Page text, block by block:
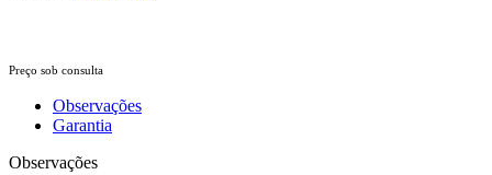
Preço sob consulta
Observações
Garantia
Observações